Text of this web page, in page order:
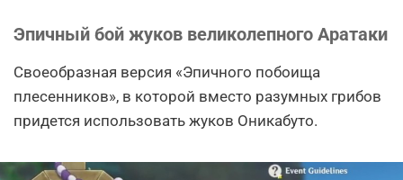
Эпичный бой жуков великолепного Аратаки
Своеобразная версия «Эпичного побоища
плесенников», в которой вместо разумных грибов
придется использовать жуков Оникабуто.